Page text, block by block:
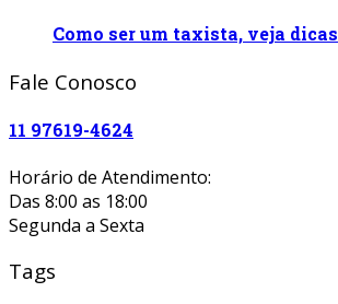
Como ser um taxista, veja dicas
Fale Conosco
11 97619-4624
Horário de Atendimento:
Das 8:00 as 18:00
Segunda a Sexta
Tags